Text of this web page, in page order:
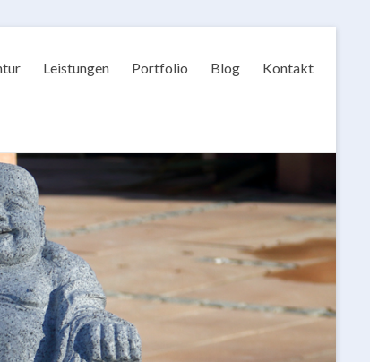
Leistungen Portfolio Blog Kontakt